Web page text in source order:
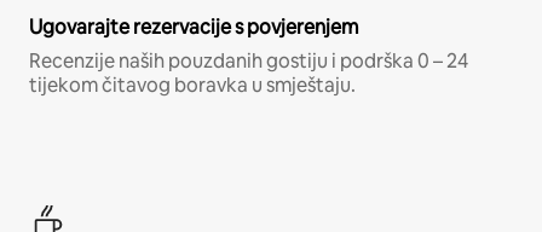
Ugovarajte rezervacije s povjerenjem
Recenzije naših pouzdanih gostiju i podrška 0 – 24
tijekom čitavog boravka u smještaju.